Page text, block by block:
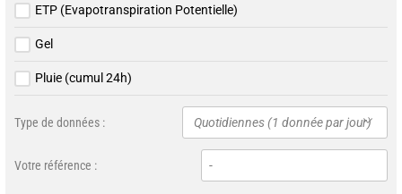
ETP (Evapotranspiration Potentielle)
Gel
Pluie (cumul 24h)
Type de données : Quotidiennes (1 donnée par jour)
Votre référence :